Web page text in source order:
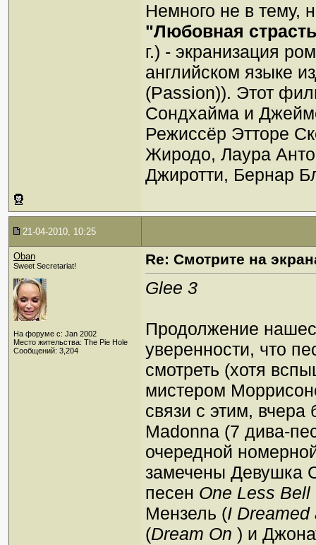
Немного не в тему,
"Любовная
г.) - экранизация
английском языке
(Passion)). Этот
Сондхайма и
Режиссёр Этторе
Жиродо, Лаура
Джиротти, Бернар
21-04-2010, 10:25
Oban
Sweet Secretariat!
На форуме с: Jan 2002
Место жительства: The Pie Hole
Сообщений: 3,204
Re: Смотрите на
Glee 3
Продолжение
уверенности, что
смотреть (хотя
мистером
связи с этим,
Madonna (7 дива-
очередной
замечены Девушка
песен One Less Bell
Мензель (I Dreamed
(Dream On ) и